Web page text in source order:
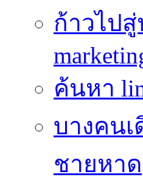
ก้าวไป
ค้นหา
บางคนเ
ชายหาด